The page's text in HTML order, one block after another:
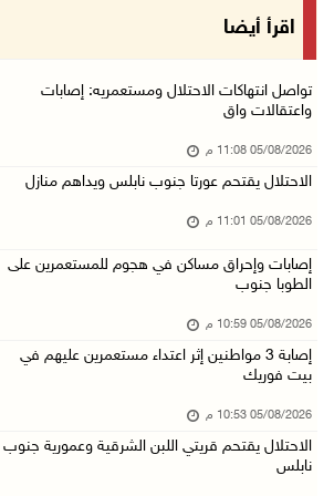
الرئيس يقلد عائلة القائد الوطني الراحل أحمد ع ...
باسم الرئيس: وزير الداخلية يمنح العميد جيسون
الاحتلال يقتحم كفر مالك ودير جرير
"التربية" تخرج الفوج الأول من مدربي المعلمين ...
05/آب/2026 06:44 م
عبد السلام السيد يفوز بترشيح الديمقراطيين
05/آب/2026 06:43 م
الهلال الأحمر: 8 إصابات إثر اعتداء الاحتلال ...
مخطط استعماري جديد في "جيلو" يهدد بعزل
05/آب/2026 06:10 م
اقرأ أيضا
تواصل انتهاكات الاحتلال ومستعمريه: إصابات
واعتقالات واق
05/08/2026 11:08 م
الاحتلال يقتحم عورتا جنوب نابلس ويداهم منازل
05/08/2026 11:01 م
إصابات وإحراق مساكن في هجوم للمستعمرين على
الطوبا جنوب
05/08/2026 10:59 م
إصابة 3 مواطنين إثر اعتداء مستعمرين عليهم في
بيت فوريك
05/08/2026 10:53 م
الاحتلال يقتحم قريتي اللبن الشرقية وعمورية جنوب
نابلس